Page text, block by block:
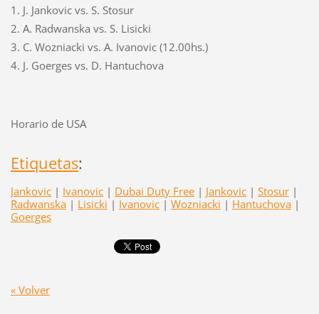
1. J. Jankovic vs. S. Stosur
2. A. Radwanska vs. S. Lisicki
3. C. Wozniacki vs. A. Ivanovic (12.00hs.)
4. J. Goerges vs. D. Hantuchova
Horario de USA
Etiquetas:
Jankovic | Ivanovic | Dubai Duty Free | Jankovic | Stosur |
Radwanska | Lisicki | Ivanovic | Wozniacki | Hantuchova |
Goerges
« Volver